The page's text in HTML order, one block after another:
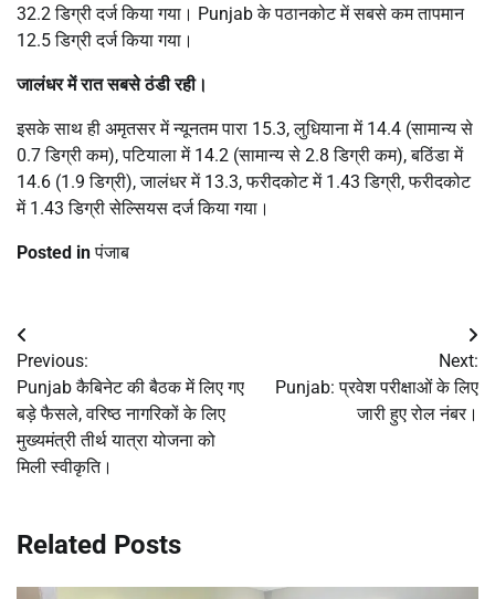
32.2 डिग्री दर्ज किया गया। Punjab के पठानकोट में सबसे कम तापमान
12.5 डिग्री दर्ज किया गया।
जालंधर में रात सबसे ठंडी रही।
इसके साथ ही अमृतसर में न्यूनतम पारा 15.3, लुधियाना में 14.4 (सामान्य से
0.7 डिग्री कम), पटियाला में 14.2 (सामान्य से 2.8 डिग्री कम), बठिंडा में
14.6 (1.9 डिग्री), जालंधर में 13.3, फरीदकोट में 1.43 डिग्री, फरीदकोट
में 1.43 डिग्री सेल्सियस दर्ज किया गया।
Posted inपंजाब
Post
navigation
Previous:
Punjab कैबिनेट की बैठक में लिए गए
बड़े फैसले, वरिष्ठ नागरिकों के लिए
मुख्यमंत्री तीर्थ यात्रा योजना को
मिली स्वीकृति।
Next:
Punjab: प्रवेश परीक्षाओं के लिए
जारी हुए रोल नंबर।
Related Posts